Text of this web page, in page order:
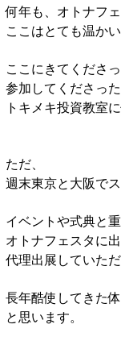
何年も、オトナフ
ここはとても温か
ここにきてくださ
参加してくださっ
トキメキ投資教室
ただ、
週末東京と大阪で
イベントや式典と重
オトナフェスタに
代理出展していた
長年酷使してきた
と思います。